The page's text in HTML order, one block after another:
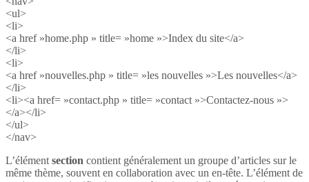
<ul>
<li>
<a href »home.php » title= »home »>Index du site</a>
</li>
<li>
<a href »nouvelles.php » title= »les nouvelles »>Les nouvelles</a>
</li>
<li><a href= »contact.php » title= »contact »>Contactez-nous »>
</a></li>
</ul>
</nav>
L’élément section contient généralement un groupe d’articles sur le
même thème, souvent en collaboration avec un en-tête. L’élément de